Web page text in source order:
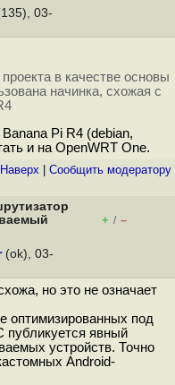
03-
в качестве основы
начинка, схожая с
Pi R4 (debian,
и на OpenWRT One.
Наверх Cообщить модератору
+ / –
(ok), 03-
но это не означает
оптимизированных под
публикуется явный
устройств. Точно
Android-